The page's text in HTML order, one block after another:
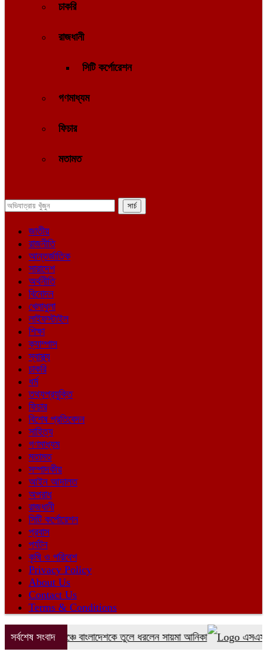
চাকরি
রাজধানী
সিটি কর্পোরেশন
গণমাধ্যম
ফিচার
মতামত
জাতীয়
রাজনীতি
আন্তর্জাতিক
সারাদেশ
অর্থনীতি
বিনোদন
খেলাধুলা
লাইফস্টাইল
শিক্ষা
ক্যাম্পাস
স্বাস্থ্য
চাকরি
ধর্ম
তথ্যপ্রযুক্তি
ফিচার
বিশেষ প্রতিবেদন
সাহিত্য
গণমাধ্যম
মতামত
সম্পাদকীয়
আইন আদালত
অপরাধ
রাজধানী
সিটি কর্পোরেশন
প্রবাস
পর্যটন
কৃষি ও পরিবেশ
Privacy Policy
About Us
Contact Us
Terms & Conditions
সর্বশেষ সংবাদ
বিশ্বমঞ্চে বাংলাদেশকে তুলে ধরলেন সায়মা আনিকা এসএসসির ফল